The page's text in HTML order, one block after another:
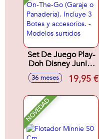
Set De Juego Play-
Doh Disney Junior
On-The-Go (Garaje
o Panaderia).
accesorios. -
Modelos surtidos
36 meses 19,95 €
NOVEDAD